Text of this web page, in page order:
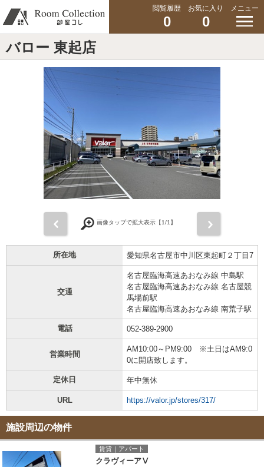
閲覧履歴
0
お気に入り
0
メニュー
バロー 東起店
画像タップで拡大表示【1/1】
所在地 愛知県名古屋市中川区東起町２丁目7
交通
名古屋臨海高速あおなみ線 中島駅
名古屋臨海高速あおなみ線 名古屋競
馬場前駅
名古屋臨海高速あおなみ線 南荒子駅
電話 052-389-2900
営業時間
AM10:00～PM9:00 ※土日はAM9:0
0に開店致します。
定休日 年中無休
URL https://valor.jp/stores/317/
施設周辺の物件
賃貸｜アパート
クラヴィーアⅤ